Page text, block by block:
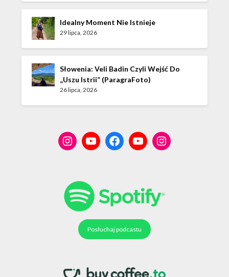
Idealny Moment Nie Istnieje
29 lipca, 2026
Słowenia: Veli Badin Czyli Wejść Do
„Uszu Istrii” (ParagraFoto)
26 lipca, 2026
Posłuchaj podcastu